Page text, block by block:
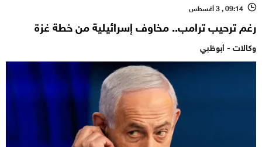
l 09:14 , 3 أغسطس
رغم ترحيب ترامب.. مخاوف إسرائيلية من خطة غزة
وكالات - أبوظبي